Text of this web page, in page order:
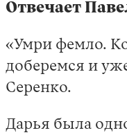
Отвечает
«Умри фемло.
доберемся и
Серенко.
Дарья была